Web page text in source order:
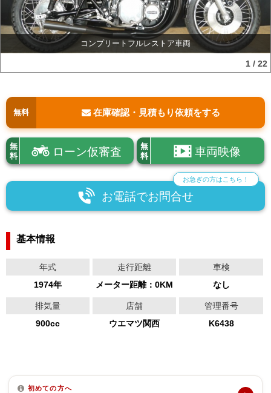
コンプリートフルレストア車両
1 / 22
無料 在庫確認・見積もり依頼をする
無
料
ローン仮審査
無
料
車両映像
お電話でお問合せ
お急ぎの方はこちら！
基本情報
年式
1974年
走行距離
メーター距離：0KM
車検
なし
排気量
900cc
店舗
ウエマツ関西
管理番号
K6438
初めての方へ